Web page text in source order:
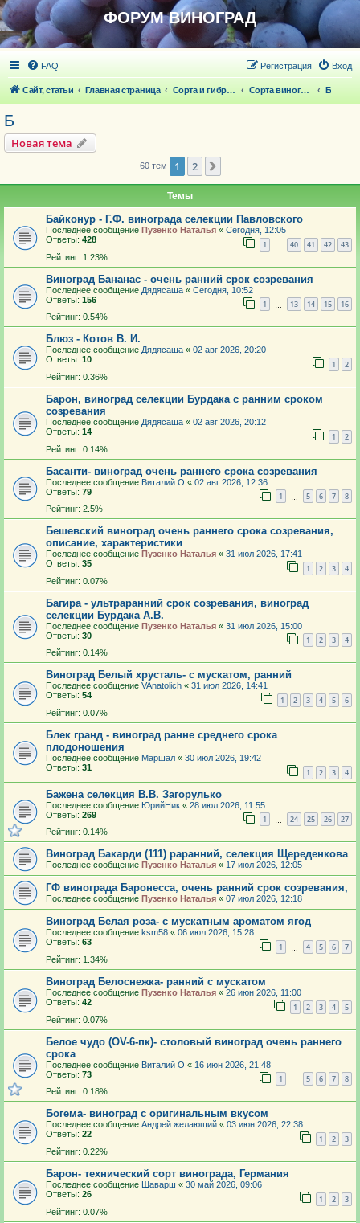
ФОРУМ ВИНОГРАД
FAQ Вход
Регистрация
Сайт, статьи Главная страница Сорта и гибридные формы винограда Сорта винограда Б
Б
Новая тема
60 тем 1 2
Темы
Байконур - Г.Ф. винограда селекции Павловского
Последнее сообщение Пузенко Наталья « Сегодня, 12:05
Ответы: 428 1 … 40 41 42 43
Рейтинг: 1.23%
Виноград Бананас - очень ранний срок созревания
Последнее сообщение Дядясаша « Сегодня, 10:52
Ответы: 156 1 13 14 15 16
Рейтинг: 0.54%
Блюз - Котов В. И.
Последнее сообщение Дядясаша « 02 авг 2026, 20:20
Ответы: 10 1 2
Рейтинг: 0.36%
Барон, виноград селекции Бурдака с ранним сроком
созревания
Последнее сообщение Дядясаша « 02 авг 2026, 20:12
Ответы: 14 1 2
Рейтинг: 0.14%
Басанти- виноград очень раннего срока созревания
Последнее сообщение Виталий О « 02 авг 2026, 12:36
Ответы: 79 1 5 6 7 8
Рейтинг: 2.5%
Бешевский виноград очень раннего срока созревания,
описание, характеристики
Последнее сообщение Пузенко Наталья « 31 июл 2026, 17:41
Ответы: 35 1 2 3 4
Рейтинг: 0.07%
Багира - ультраранний срок созревания, виноград
селекции Бурдака А.В.
Последнее сообщение Пузенко Наталья « 31 июл 2026, 15:00
Ответы: 30 1 2 3 4
Рейтинг: 0.14%
Виноград Белый хрусталь- с мускатом, ранний
Последнее сообщение VAnatolich « 31 июл 2026, 14:41
Ответы: 54 1 2 3 4 5 6
Рейтинг: 0.07%
Блек гранд - виноград ранне среднего срока
плодоношения
Последнее сообщение Маршал « 30 июл 2026, 19:42
Ответы: 31 1 2 3 4
Бажена селекция В.В. Загорулько
Последнее сообщение ЮрийНик « 28 июл 2026, 11:55
Ответы: 269 1 24 25 26 27
Рейтинг: 0.14%
Виноград Бакарди (111) раранний, селекция Щереденкова
Последнее сообщение Пузенко Наталья « 17 июл 2026, 12:05
ГФ винограда Баронесса, очень ранний срок созревания,
Последнее сообщение Пузенко Наталья « 07 июл 2026, 12:18
Виноград Белая роза- с мускатным ароматом ягод
Последнее сообщение ksm58 « 06 июл 2026, 15:28
Ответы: 63 1 4 5 6 7
Рейтинг: 1.34%
Виноград Белоснежка- ранний с мускатом
Последнее сообщение Пузенко Наталья « 26 июн 2026, 11:00
Ответы: 42 1 2 3 4 5
Рейтинг: 0.07%
Белое чудо (OV-6-пк)- столовый виноград очень раннего
срока
Последнее сообщение Виталий О « 16 июн 2026, 21:48
Ответы: 73 1 5 6 7 8
Рейтинг: 0.18%
Богема- виноград с оригинальным вкусом
Последнее сообщение Андрей желающий « 03 июн 2026, 22:38
Ответы: 22 1 2 3
Рейтинг: 0.22%
Барон- технический сорт винограда, Германия
Последнее сообщение Шаварш « 30 май 2026, 09:06
Ответы: 26 1 2 3
Рейтинг: 0.07%